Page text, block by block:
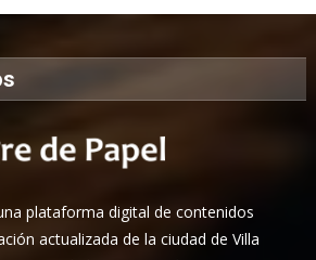
plataforma digital de contenidos
actualizada de la ciudad de Villa